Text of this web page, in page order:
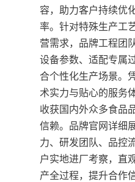
容，助力客户持续优
率。针对特殊生产工
营需求，品牌工程团
设备参数、适配专属
合个性化生产场景。
术实力与贴心的服务
收获国内外众多食品
信赖。品牌官网详细
力、研发团队、品控
户实地进厂考察，直
产全过程，提升合作